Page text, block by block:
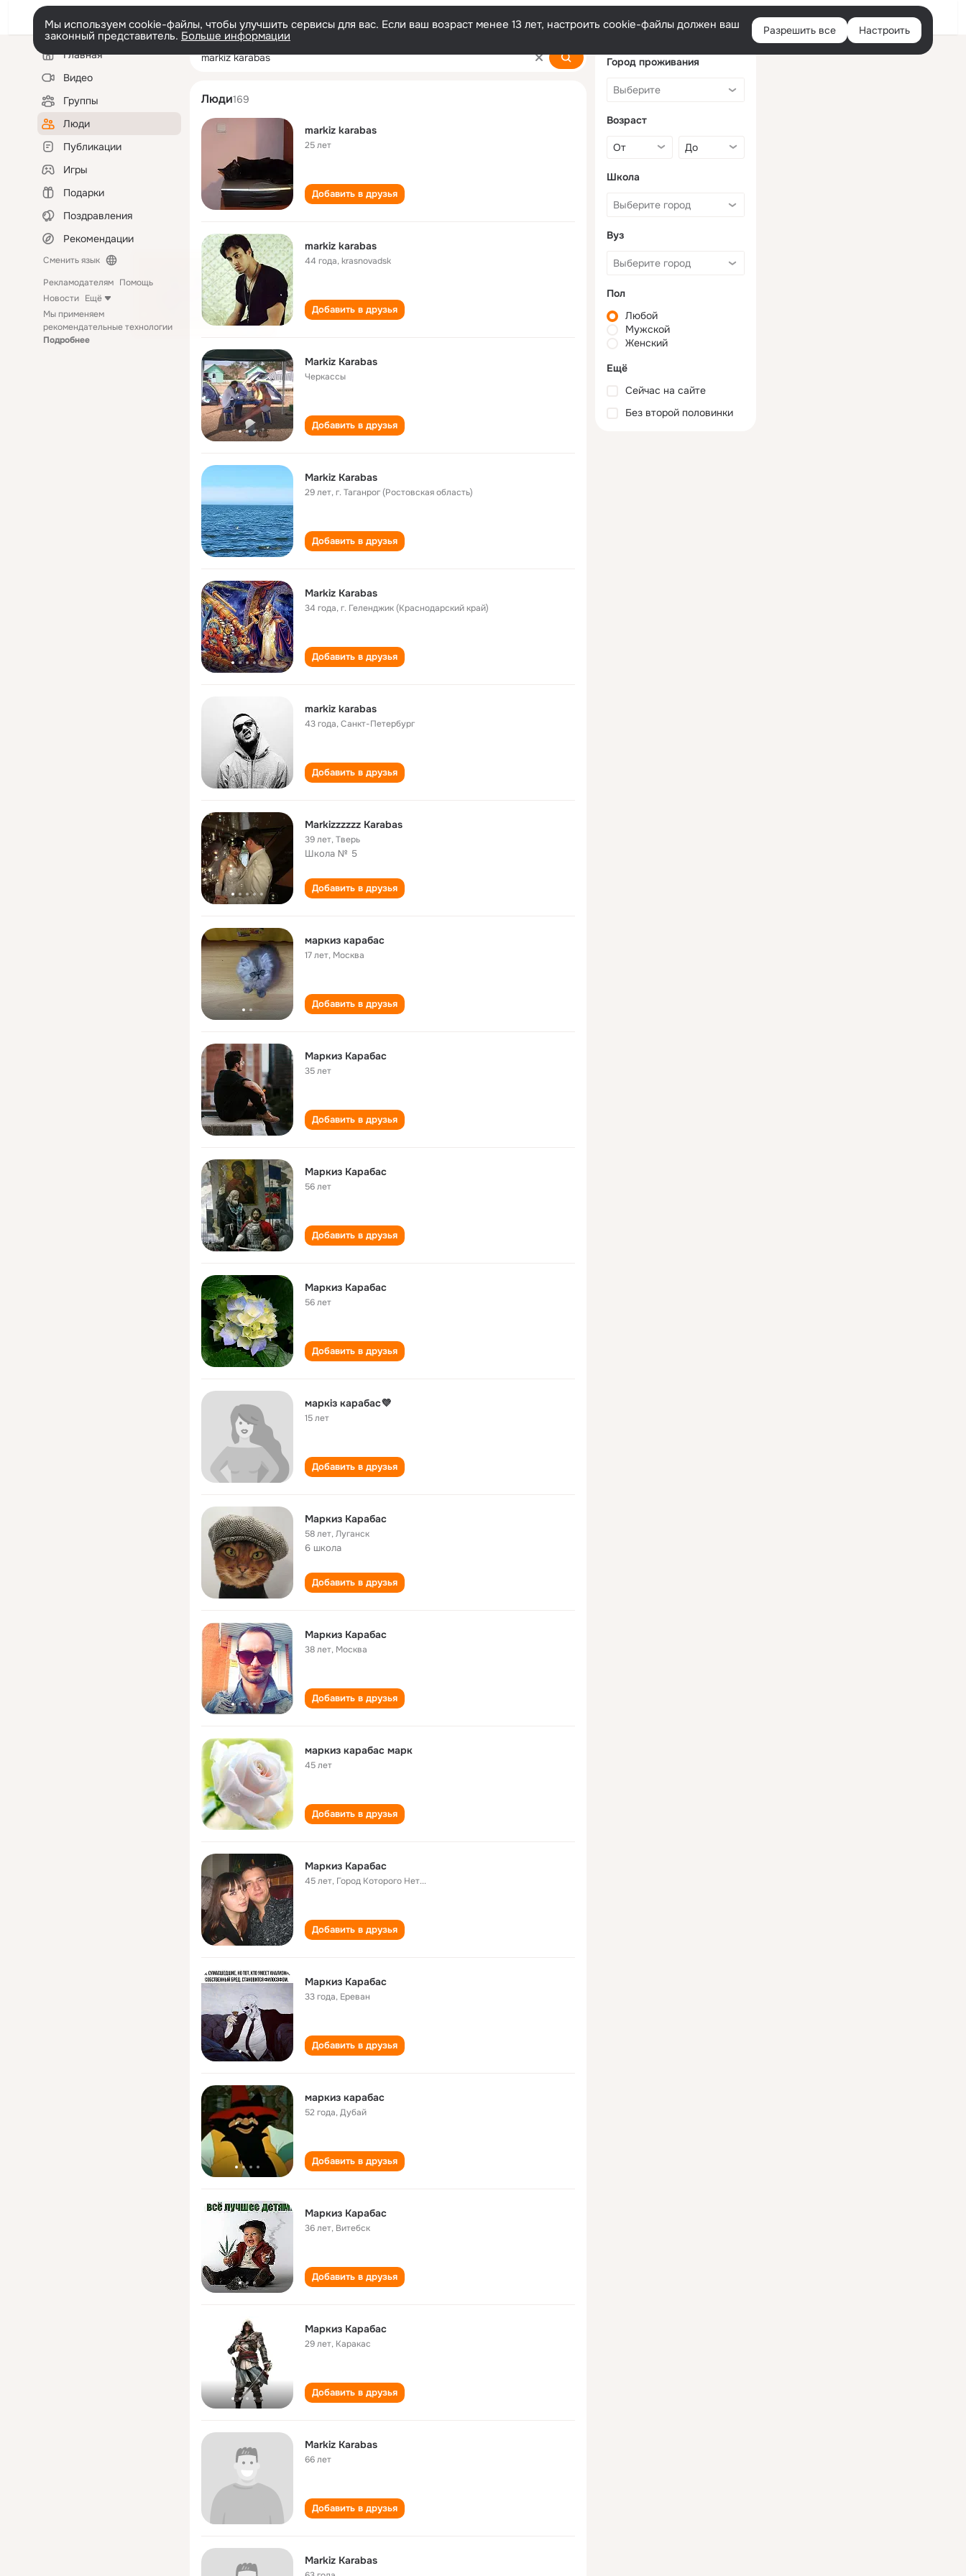
Войти
Мы используем cookie-файлы, чтобы улучшить сервисы для вас. Если ваш возраст менее 13 лет, настроить cookie-файлы должен ваш
законный представитель. Больше информации Разрешить все Настроить
Левая
колонкаГлавная
Видео
Группы
Люди
Публикации
Игры
Подарки
Поздравления
Рекомендации
Сменить язык
Рекламодателям Помощь
Новости Ещё
Мы применяем
рекомендательные технологии
Подробнее
markiz karabas
Люди169
markiz karabas
25 лет
Добавить в друзья
markiz karabas
44 года,krasnovadsk
Добавить в друзья
Markiz Karabas
Черкассы
Добавить в друзья
Markiz Karabas
29 лет,г. Таганрог (Ростовская область)
Добавить в друзья
Markiz Karabas
34 года,г. Геленджик (Краснодарский край)
Добавить в друзья
markiz karabas
43 года,Санкт-Петербург
Добавить в друзья
Markizzzzzz Karabas
39 лет,Тверь
Школа № 5
Добавить в друзья
маркиз карабас
17 лет, Москва
Добавить в друзья
Маркиз Карабас
35 лет
Добавить в друзья
Маркиз Карабас
56 лет
Добавить в друзья
Маркиз Карабас
56 лет
Добавить в друзья
маркiз карабас💜
15 лет
Добавить в друзья
Маркиз Карабас
58 лет,Луганск
6 школа
Добавить в друзья
Маркиз Карабас
38 лет, Москва
Добавить в друзья
маркиз карабас марк
45 лет
Добавить в друзья
Маркиз Карабас
45 лет, Город Которого Нет...
Добавить в друзья
Маркиз Карабас
33 года, Ереван
Добавить в друзья
маркиз карабас
52 года,Дубай
Добавить в друзья
Маркиз Карабас
36 лет, Витебск
Добавить в друзья
Маркиз Карабас
29 лет, Каракас
Добавить в друзья
Markiz Karabas
66 лет
Добавить в друзья
Markiz Karabas
Город проживания
Возраст
Школа
Вуз
Пол
Любой
Мужской
Женский
Ещё
Сейчас на сайте
Без второй половинки